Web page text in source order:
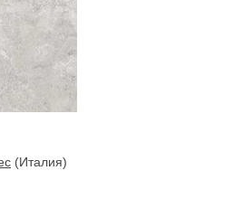
(Италия)